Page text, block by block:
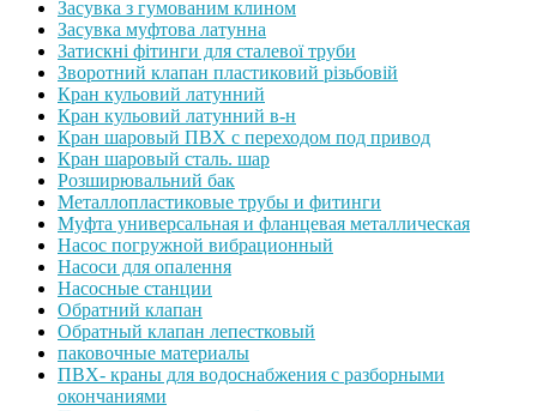
Засувка з гумованим клином
Засувка муфтова латунна
Затискні фітинги для сталевої труби
Зворотний клапан пластиковий різьбовій
Кран кульовий латунний
Кран кульовий латунний в-н
Кран шаровый ПВХ с переходом под привод
Кран шаровый сталь. шар
Розширювальний бак
Металлопластиковые трубы и фитинги
Муфта универсальная и фланцевая металлическая
Насос погружной вибрационный
Насоси для опалення
Насосные станции
Обратний клапан
Обратный клапан лепестковый
паковочные материалы
ПВХ- краны для водоснабжения с разборными
окончаниями